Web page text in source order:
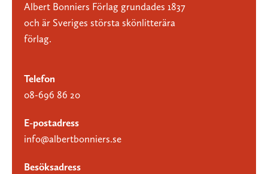
Albert Bonniers Förlag grundades 1837
och är Sveriges största skönlitterära
förlag.
Telefon
08-696 86 20
E-postadress
info@albertbonniers.se
Besöksadress